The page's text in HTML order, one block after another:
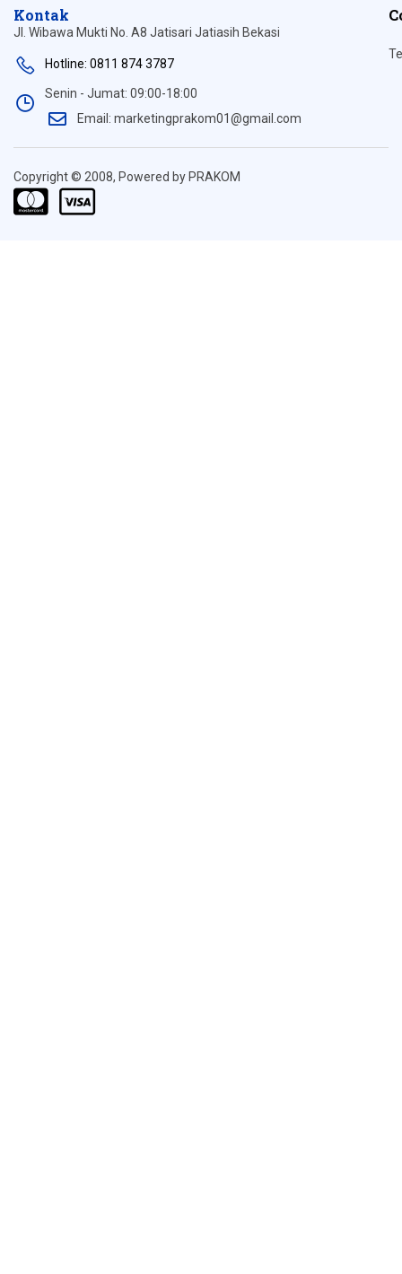
Kontak
Jl. Wibawa Mukti No. A8 Jatisari Jatiasih Bekasi
Hotline: 0811 874 3787
Senin - Jumat: 09:00-18:00
Email: marketingprakom01@gmail.com
Copyright © 2008, Powered by PRAKOM